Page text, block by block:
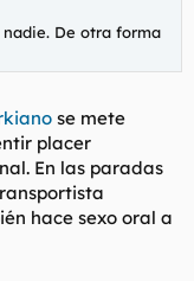
De otra forma
se mete
placer
En las paradas
hace sexo oral a